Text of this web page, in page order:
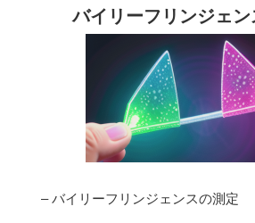
バイリーフリンジェン
– バイリーフリンジェンスの測定